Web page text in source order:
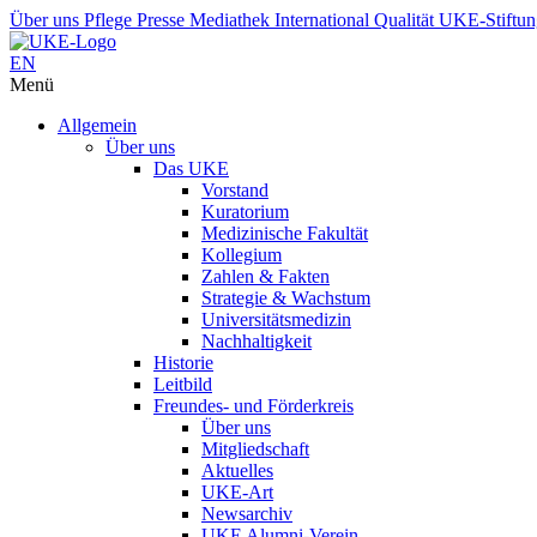
Über uns Pflege Presse Mediathek International Qualität UKE-
EN
Menü
Allgemein
Über uns
Das UKE
Vorstand
Kuratorium
Medizinische Fakultät
Kollegium
Zahlen & Fakten
Strategie & Wachstum
Universitätsmedizin
Nachhaltigkeit
Historie
Leitbild
Freundes- und Förderkreis
Über uns
Mitgliedschaft
Aktuelles
UKE-Art
Newsarchiv